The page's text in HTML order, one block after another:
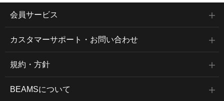
会員サービス
カスタマーサポート・お問い合わせ
規約・方針
BEAMSについて